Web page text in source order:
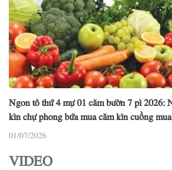
Ngon tô thứ 4 mự 01 căm bườn 7 pì 2026:
kìn chự phong bứa mua căm kìn cuồng
01/07/2026
VIDEO